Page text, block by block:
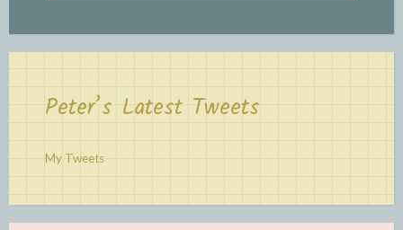
Peter’s Latest Tweets
My Tweets